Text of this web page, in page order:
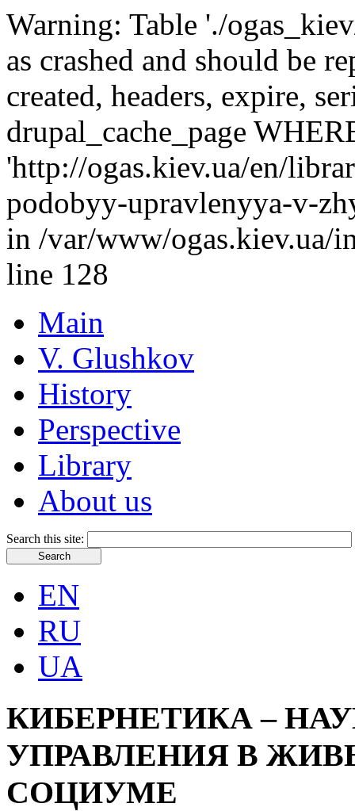
Warning: Table './
as crashed and should be
created, headers, expire,
drupal_cache_page
'http://ogas.kiev.ua/en/
podobyy-upravlenyya-v-
in /var/www/ogas.kiev.ua/
line 128
Main
V. Glushkov
History
Perspective
Library
About us
Search this site:
EN
RU
UA
КИБЕРНЕТИКА –
УПРАВЛЕНИЯ В
СОЦИУМЕ